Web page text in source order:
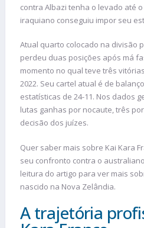
contra Albazi tenha o levado até
iraquiano conseguiu impor seu
Atual quarto colocado na divisão
perdeu duas posições após má
momento no qual teve três
2022. Seu cartel atual é de
estatísticas de 24-11. Nos dados
lutas ganhas por nocaute, três
decisão dos juízes.
Quer saber mais sobre Kai Kara
seu confronto contra o
leitura do artigo para ver mais
nascido na Nova Zelândia.
A trajetória